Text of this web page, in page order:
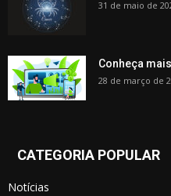
31 de maio de
Conheça
28 de março de
CATEGORIA POPULAR
Notícias